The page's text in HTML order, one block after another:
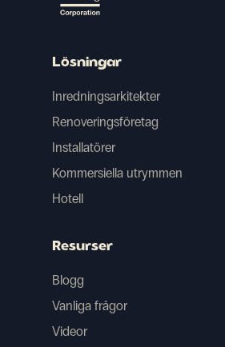
Lösningar
Inredningsarkitekter
Renoveringsföretag
Installatörer
Kommersiella utrymmen
Hotell
Resurser
Blogg
Vanliga frågor
Videor